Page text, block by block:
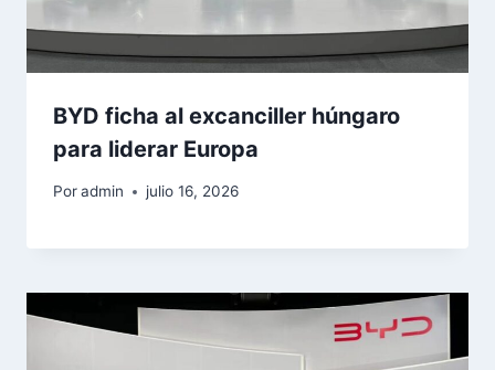
BYD ficha al excanciller húngaro
para liderar Europa
Poradmin julio 16, 2026